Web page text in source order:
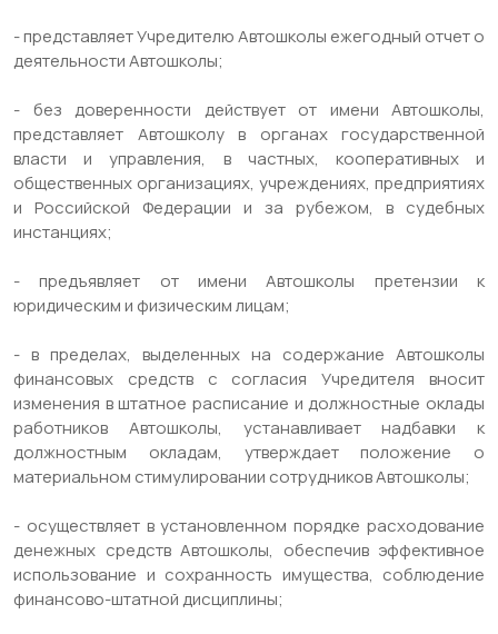
- представляет Учредителю Автошколы ежегодный отчет о
деятельности Автошколы;
- без доверенности действует от имени Автошколы,
представляет Автошколу в органах государственной
власти и управления, в частных, кооперативных и
общественных организациях, учреждениях, предприятиях
и Российской Федерации и за рубежом, в судебных
инстанциях;
- предъявляет от имени Автошколы претензии к
юридическим и физическим лицам;
- в пределах, выделенных на содержание Автошколы
финансовых средств с согласия Учредителя вносит
изменения в штатное расписание и должностные оклады
работников Автошколы, устанавливает надбавки к
должностным окладам, утверждает положение о
материальном стимулировании сотрудников Автошколы;
- осуществляет в установленном порядке расходование
денежных средств Автошколы, обеспечив эффективное
использование и сохранность имущества, соблюдение
финансово-штатной дисциплины;